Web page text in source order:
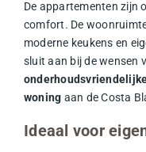
De appartementen zijn
comfort. De
moderne keukens en
sluit aan bij de wensen
woning aan de Costa
Ideaal voor